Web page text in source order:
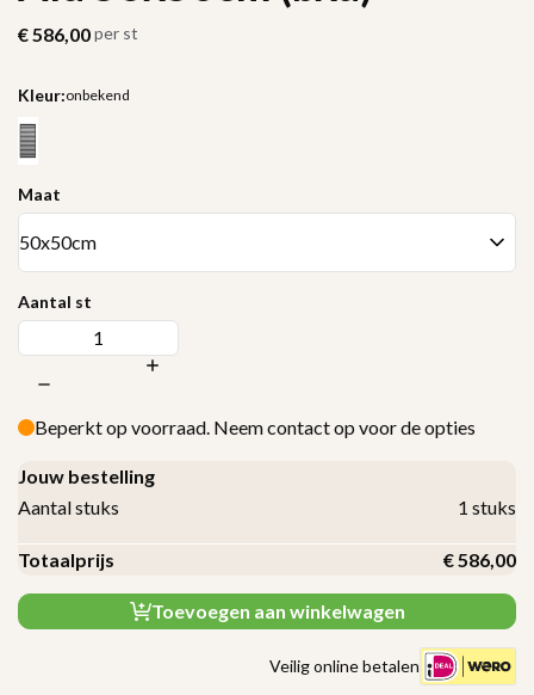
€ 586,00per st
Kleur:onbekend
Maat
Aantal st
Beperkt op voorraad. Neem contact op voor de opties
Jouw bestelling
Aantal stuks
1 stuks
Totaalprijs € 586,00
Toevoegen aan winkelwagen
Veilig online betalen